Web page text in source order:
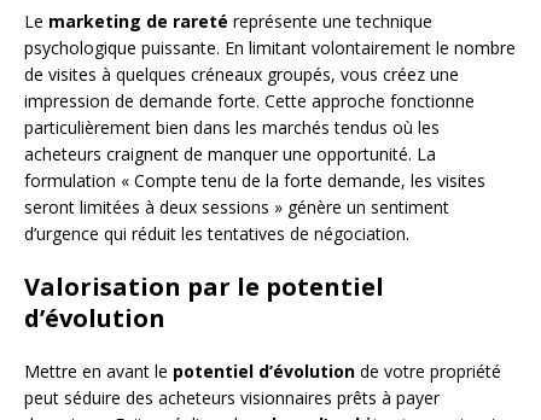
Le marketing de rareté représente une technique
psychologique puissante. En limitant volontairement le nombre
de visites à quelques créneaux groupés, vous créez une
impression de demande forte. Cette approche fonctionne
particulièrement bien dans les marchés tendus où les
acheteurs craignent de manquer une opportunité. La
formulation « Compte tenu de la forte demande, les visites
seront limitées à deux sessions » génère un sentiment
d’urgence qui réduit les tentatives de négociation.
Valorisation par le potentiel
d’évolution
Mettre en avant le potentiel d’évolution de votre propriété
peut séduire des acheteurs visionnaires prêts à payer